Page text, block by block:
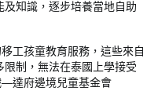
知識，逐步培養當地自助
工孩童教育服務，這些來自
制，無法在泰國上學接受
—達府邊境兒童基金會